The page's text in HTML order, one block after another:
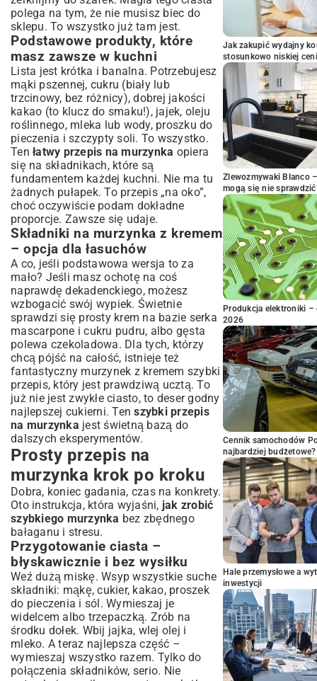
polega na tym, że nie musisz biec do
sklepu. To wszystko już tam jest.
Podstawowe produkty, które
masz zawsze w kuchni
Lista jest krótka i banalna. Potrzebujesz
mąki pszennej, cukru (biały lub
trzcinowy, bez różnicy), dobrej jakości
kakao (to klucz do smaku!), jajek, oleju
roślinnego, mleka lub wody, proszku do
pieczenia i szczypty soli. To wszystko.
Ten łatwy przepis na murzynka opiera
się na składnikach, które są
fundamentem każdej kuchni. Nie ma tu
żadnych pułapek. To przepis „na oko”,
choć oczywiście podam dokładne
proporcje. Zawsze się udaje.
Składniki na murzynka z kremem
– opcja dla łasuchów
A co, jeśli podstawowa wersja to za
mało? Jeśli masz ochotę na coś
naprawdę dekadenckiego, możesz
wzbogacić swój wypiek. Świetnie
sprawdzi się prosty krem na bazie serka
mascarpone i cukru pudru, albo gęsta
polewa czekoladowa. Dla tych, którzy
chcą pójść na całość, istnieje też
fantastyczny murzynek z kremem szybki
przepis, który jest prawdziwą ucztą. To
już nie jest zwykłe ciasto, to deser godny
najlepszej cukierni. Tenszybki przepis
na murzynka jest świetną bazą do
dalszych eksperymentów.
Prosty przepis na
murzynka krok po kroku
Dobra, koniec gadania, czas na konkrety.
Oto instrukcja, która wyjaśni, jak zrobić
szybkiego murzynka bez zbędnego
bałaganu i stresu.
Przygotowanie ciasta –
błyskawicznie i bez wysiłku
Weź dużą miskę. Wsyp wszystkie suche
składniki: mąkę, cukier, kakao, proszek
do pieczenia i sól. Wymieszaj je
widelcem albo trzepaczką. Zrób na
środku dołek. Wbij jajka, wlej olej i
mleko. A teraz najlepsza część –
wymieszaj wszystko razem. Tylko do
połączenia składników, serio. Nie
Jak zakupić wydajny
stosunkowo niskiej
Zlewozmywaki Blanco
mogą się nie
Produkcja elektroniki –
2026
Cennik samochodów
najbardziej budżetowe?
Hale przemysłowe a
inwestycji